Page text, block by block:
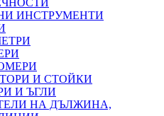
ИНСТРУМЕНТИ
И СТОЙКИ
И ЪГЛИ
НА ДЪЛЖИНА,